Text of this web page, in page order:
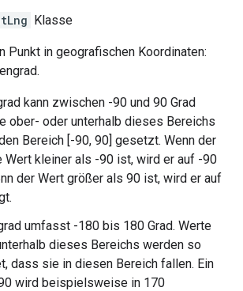
Klasse
Punkt in geografischen Koordinaten:
kann zwischen -90 und 90 Grad
ober- oder unterhalb dieses Bereichs
Bereich [-90, 90] gesetzt. Wenn der
Wert kleiner als -90 ist, wird er auf -90
der Wert größer als 90 ist, wird er auf
umfasst -180 bis 180 Grad. Werte
dieses Bereichs werden so
dass sie in diesen Bereich fallen. Ein
wird beispielsweise in 170